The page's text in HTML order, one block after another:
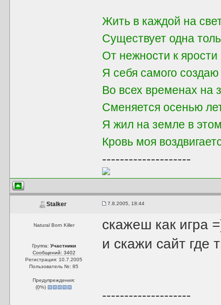
Жить в каждой на
Существует одна
От нежности к ярости
Я себя самого
Во всех временах на
Сменяется осенью
Я жил на земле в
Кровь моя
--------------------
Stalker 7.8.2005, 18:44
Natural Born Killer
Группа: Участники
Сообщений: 3402
Регистрация: 10.7.2005
Пользователь №: 85
Предупреждения:
(0%)
скажеш как игра
и скажи сайт где
--------------------